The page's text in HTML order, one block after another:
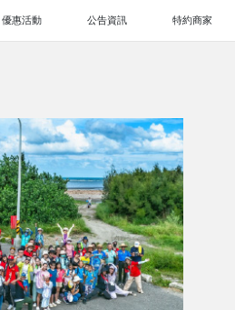
優惠活動 公告資訊 特約商家